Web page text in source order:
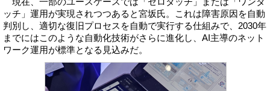
ッチ」運用が実現されつつあると宮坂氏。これは障害原因を自動
判別し、適切な復旧プロセスを自動で実行する仕組みで、2030年
までにはこのような自動化技術がさらに進化し、AI主導のネット
ワーク運用が標準となる見込みだ。